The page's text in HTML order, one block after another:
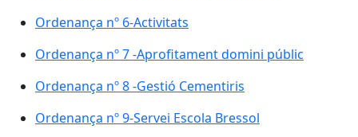
Ordenança nº 6-Activitats
Ordenança nº 7 -Aprofitament domini públic
Ordenança nº 8 -Gestió Cementiris
Ordenança nº 9-Servei Escola Bressol